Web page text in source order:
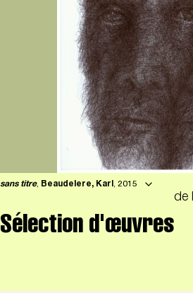
sans titre, Beaudelere, Karl , 2015
Sélection d'œuvres
de